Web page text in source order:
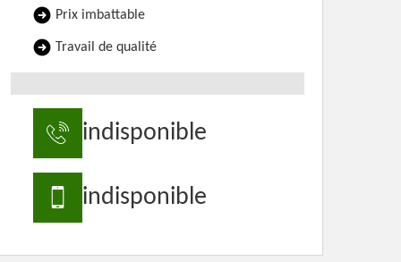
Prix imbattable
Travail de qualité
indisponible
indisponible